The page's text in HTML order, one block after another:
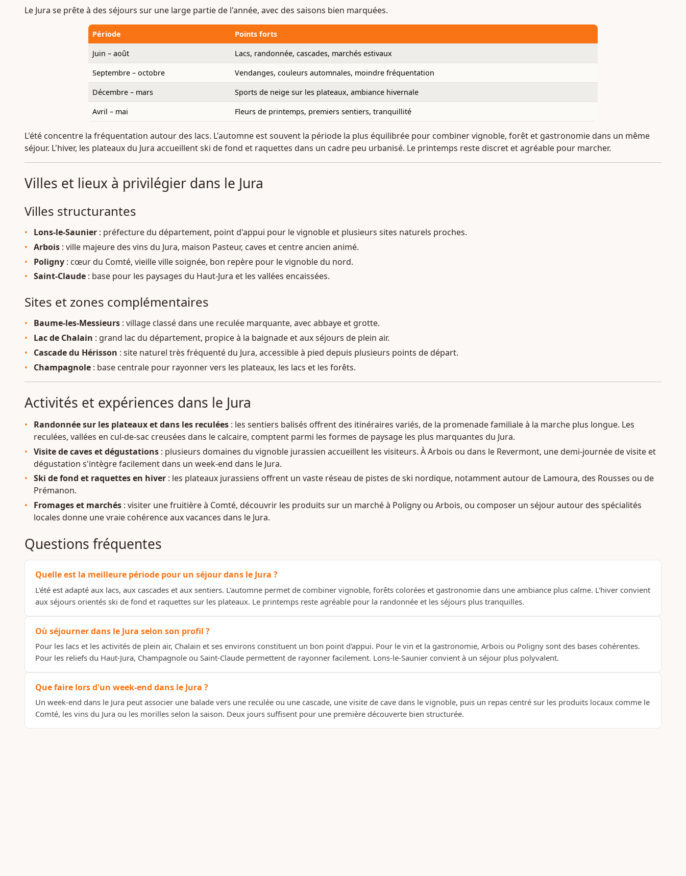
Le Jura se prête à des séjours sur une large partie de l'année, avec des saisons bien marquées.
Période
Points forts
Juin – août
Lacs, randonnée, cascades, marchés estivaux
Septembre – octobre
Vendanges, couleurs automnales, moindre fréquentation
Décembre – mars
Sports de neige sur les plateaux, ambiance hivernale
Avril – mai
Fleurs de printemps, premiers sentiers, tranquillité
L'été concentre la fréquentation autour des lacs. L'automne est souvent la période la plus équilibrée pour combiner vignoble, forêt et gastronomie dans un même
séjour. L'hiver, les plateaux du Jura accueillent ski de fond et raquettes dans un cadre peu urbanisé. Le printemps reste discret et agréable pour marcher.
Villes et lieux à privilégier dans le Jura
Villes structurantes
Lons-le-Saunier: préfecture du département, point d'appui pour le vignoble et plusieurs sites naturels proches.
Arbois: ville majeure des vins du Jura, maison Pasteur, caves et centre ancien animé.
Poligny: cœur du Comté, vieille ville soignée, bon repère pour le vignoble du nord.
Saint-Claude: base pour les paysages du Haut-Jura et les vallées encaissées.
Sites et zones complémentaires
Baume-les-Messieurs: village classé dans une reculée marquante, avec abbaye et grotte.
Lac de Chalain : grand lac du département, propice à la baignade et aux séjours de plein air.
Cascade du Hérisson : site naturel très fréquenté du Jura, accessible à pied depuis plusieurs points de départ.
Champagnole: base centrale pour rayonner vers les plateaux, les lacs et les forêts.
Activités et expériences dans le Jura
Randonnée sur les plateaux et dans les reculées: les sentiers balisés offrent des itinéraires variés, de la promenade familiale à la marche plus longue. Les
reculées, vallées en cul-de-sac creusées dans le calcaire, comptent parmi les formes de paysage les plus marquantes du Jura.
Visite de caves et dégustations: plusieurs domaines du vignoble jurassien accueillent les visiteurs. À Arbois ou dans le Revermont, une demi-journée de visite et
dégustation s'intègre facilement dans un week-end dans le Jura.
Ski de fond et raquettes en hiver: les plateaux jurassiens offrent un vaste réseau de pistes de ski nordique, notamment autour de Lamoura, des Rousses ou de
Prémanon.
Fromages et marchés: visiter une fruitière à Comté, découvrir les produits sur un marché à Poligny ou Arbois, ou composer un séjour autour des spécialités
locales donne une vraie cohérence aux vacances dans le Jura.
Questions fréquentes
Quelle est la meilleure période pour un séjour dans le Jura ?
L'été est adapté aux lacs, aux cascades et aux sentiers. L'automne permet de combiner vignoble, forêts colorées et gastronomie dans une ambiance plus calme. L'hiver convient
aux séjours orientés ski de fond et raquettes sur les plateaux. Le printemps reste agréable pour la randonnée et les séjours plus tranquilles.
Où séjourner dans le Jura selon son profil ?
Pour les lacs et les activités de plein air, Chalain et ses environs constituent un bon point d'appui. Pour le vin et la gastronomie, Arbois ou Poligny sont des bases cohérentes.
Pour les reliefs du Haut-Jura, Champagnole ou Saint-Claude permettent de rayonner facilement. Lons-le-Saunier convient à un séjour plus polyvalent.
Que faire lors d'un week-end dans le Jura ?
Un week-end dans le Jura peut associer une balade vers une reculée ou une cascade, une visite de cave dans le vignoble, puis un repas centré sur les produits locaux comme le
Comté, les vins du Jura ou les morilles selon la saison. Deux jours suffisent pour une première découverte bien structurée.